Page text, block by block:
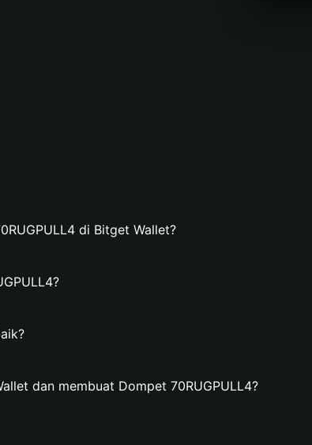
di Bitget Wallet?
dan membuat Dompet 70RUGPULL4?